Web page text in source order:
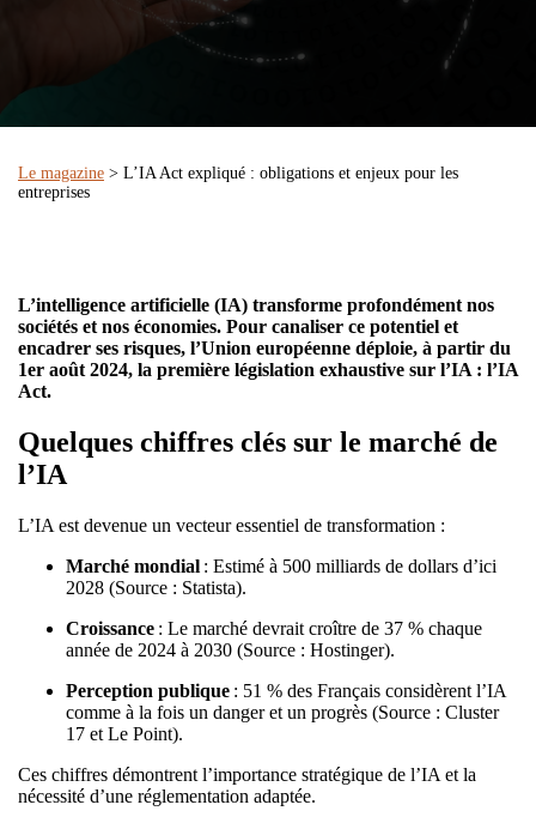
Le magazine > L’IA Act expliqué : obligations et enjeux pour les
entreprises
L’intelligence artificielle (IA) transforme profondément nos
sociétés et nos économies. Pour canaliser ce potentiel et
encadrer ses risques, l’Union européenne déploie, à partir du
1er août 2024, la première législation exhaustive sur l’IA : l’IA
Act.
Quelques chiffres clés sur le marché de
l’IA
L’IA est devenue un vecteur essentiel de transformation :
Marché mondial : Estimé à 500 milliards de dollars d’ici
2028 (Source : Statista).
Croissance : Le marché devrait croître de 37 % chaque
année de 2024 à 2030 (Source : Hostinger).
Perception publique : 51 % des Français considèrent l’IA
comme à la fois un danger et un progrès (Source : Cluster
17 et Le Point).
Ces chiffres démontrent l’importance stratégique de l’IA et la
nécessité d’une réglementation adaptée.